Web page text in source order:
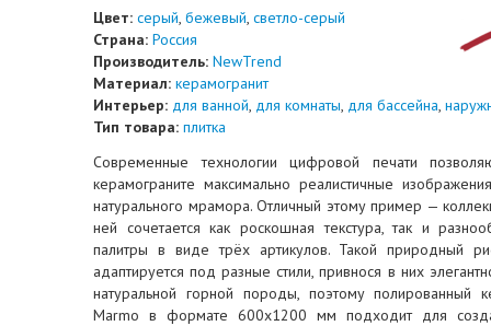
Цвет: серый, бежевый, светло-серый
Страна: Россия
Производитель: NewTrend
Материал: керамогранит
Интерьер: для ванной, для комнаты, для бассейна,
Тип товара: плитка
Современные технологии цифровой печати
керамограните максимально реалистичные
натурального мрамора. Отличный этому пример —
ней сочетается как роскошная текстура, так и
палитры в виде трёх артикулов. Такой природный
адаптируется под разные стили, привнося в них
натуральной горной породы, поэтому полированный
Marmo в формате 600х1200 мм подходит для